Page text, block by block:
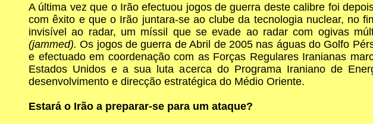
A última vez que o Irão efectuou jogos de guerra deste calibre foi
com êxito e que o Irão juntara-se ao clube da tecnologia nuclear, no
invisível ao radar, um míssil que se evade ao radar com ogivas
(jammed).Os jogos de guerra de Abril de 2005 nas águas do Golfo
e efectuado em coordenação com as Forças Regulares Iranianas
Estados Unidos e a sua luta acerca do Programa Iraniano de
desenvolvimento e direcção estratégica do Médio Oriente.
Estará o Irão a preparar-se para um ataque?